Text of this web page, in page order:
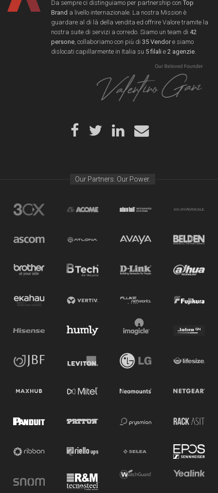
Da sempre ci distinguiamo per partnership con Top
Brand a livello internazionale. La nostra Mission è
guardare al di là della vendita ed offrire Valore tramite la
nostra suite di servizi a corredo. Siamo un team di 42
persone , collaboriamo con più di 35 Vendore siamo
dislocati capillarmente in Italia su 5 filali e 2 agenzie